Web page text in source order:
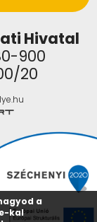
Hivatal
900
20
a
kal